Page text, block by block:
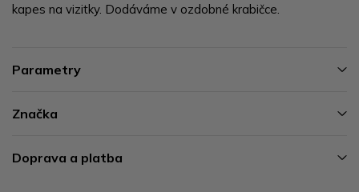
kapes na vizitky. Dodáváme v ozdobné krabičce.
Parametry
Značka
Doprava a platba